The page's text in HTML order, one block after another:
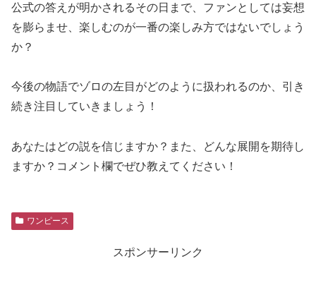
公式の答えが明かされるその日まで、ファンとしては妄想
を膨らませ、楽しむのが一番の楽しみ方ではないでしょう
か？
今後の物語でゾロの左目がどのように扱われるのか、引き
続き注目していきましょう！
あなたはどの説を信じますか？また、どんな展開を期待し
ますか？コメント欄でぜひ教えてください！
ワンピース
スポンサーリンク